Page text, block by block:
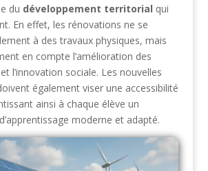
du développement territorial qui
En effet, les rénovations ne se
à des travaux physiques, mais
en compte l’amélioration des
l’innovation sociale. Les nouvelles
également viser une accessibilité
ainsi à chaque élève un
moderne et adapté.